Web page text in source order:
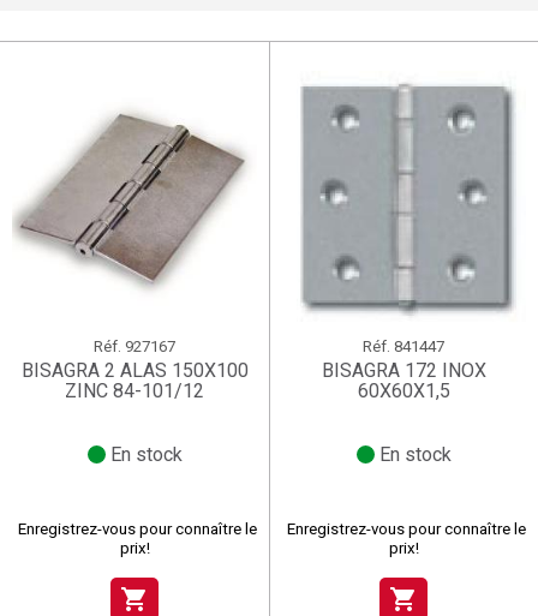
Réf. 927167
BISAGRA 2 ALAS 150X100
ZINC 84-101/12
En stock
Enregistrez-vous pour connaître le
prix!
shopping_cart
Réf. 841447
BISAGRA 172 INOX
60X60X1,5
En stock
Enregistrez-vous pour connaître le
prix!
shopping_cart